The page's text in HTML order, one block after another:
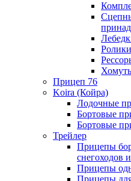
Прицеп 76
Koira (Койра)
Лодочные
Бортовые
Бортовые
Трейлер
Прицепы
снегоходов
Прицепы